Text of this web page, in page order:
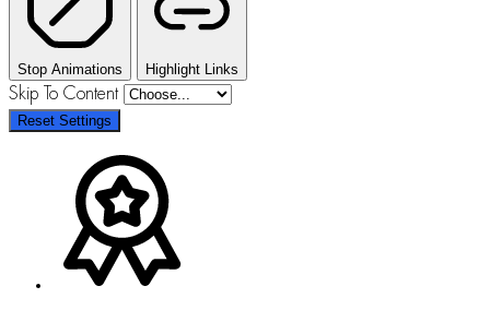
Stop Animations Highlight Links
Skip To Content
Reset Settings